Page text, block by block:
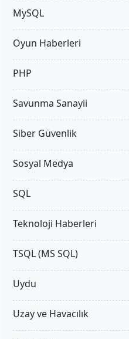
MySQL
Oyun Haberleri
PHP
Savunma Sanayii
Siber Güvenlik
Sosyal Medya
SQL
Teknoloji Haberleri
TSQL (MS SQL)
Uydu
Uzay ve Havacılık